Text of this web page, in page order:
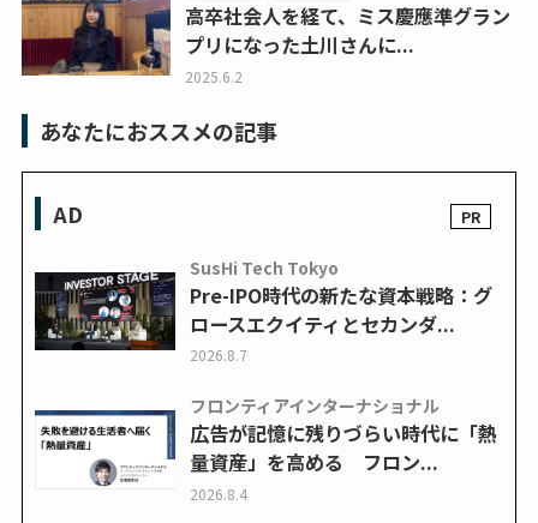
高卒社会人を経て、ミス慶應準グラン
プリになった土川さんに...
2025.6.2
あなたにおススメの記事
AD
SusHi Tech Tokyo
Pre-IPO時代の新たな資本戦略：グ
ロースエクイティとセカンダ...
2026.8.7
フロンティアインターナショナル
広告が記憶に残りづらい時代に「熱
量資産」を高める フロン...
2026.8.4